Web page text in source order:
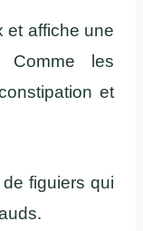
et affiche une
Comme les
et
figuiers qui